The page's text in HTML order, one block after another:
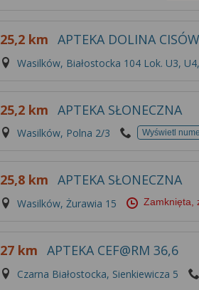
25,2 km APTEKA DOLINA CISÓW
Wasilków, Białostocka 104 Lok. U3,
25,2 km APTEKA SŁONECZNA
Wasilków, Polna 2/3 Wyświetl
25,8 km APTEKA SŁONECZNA
Wasilków, Żurawia 15 Zamknięta,
27 km APTEKA CEF@RM 36,6
Czarna Białostocka, Sienkiewicza 5